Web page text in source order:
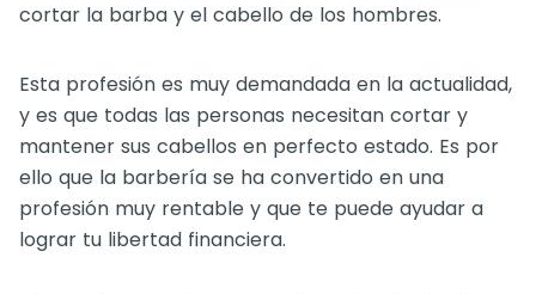
cortar la barba y el cabello de los hombres.
Esta profesión es muy demandada en la actualidad,
y es que todas las personas necesitan cortar y
mantener sus cabellos en perfecto estado. Es por
ello que la barbería se ha convertido en una
profesión muy rentable y que te puede ayudar a
lograr tu libertad financiera.